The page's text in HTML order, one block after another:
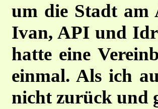
um die Stadt am
Ivan, API und
hatte eine
einmal. Als ich
nicht zurück und